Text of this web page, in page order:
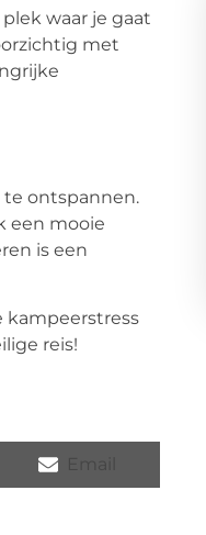
waar je gaat
met
te ontspannen.
een mooie
is een
kampeerstress
reis!